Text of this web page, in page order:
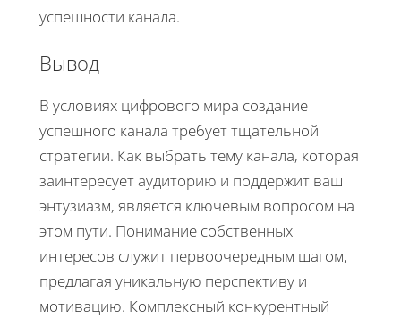
успешности канала.
Вывод
В условиях цифрового мира создание
успешного канала требует тщательной
стратегии. Как выбрать тему канала, которая
заинтересует аудиторию и поддержит ваш
энтузиазм, является ключевым вопросом на
этом пути. Понимание собственных
интересов служит первоочередным шагом,
предлагая уникальную перспективу и
мотивацию. Комплексный конкурентный